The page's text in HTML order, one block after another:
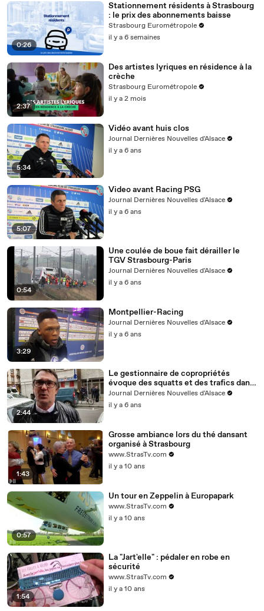
0:26
Stationnement résidents à Strasbourg
: le prix des abonnements baisse
Strasbourg Eurométropole
il y a 6 semaines
2:37
Des artistes lyriques en résidence à la
crèche
Strasbourg Eurométropole
il y a 2 mois
5:34
Vidéo avant huis clos
Journal Dernières Nouvelles d'Alsace
il y a 6 ans
5:07
Video avant Racing PSG
Journal Dernières Nouvelles d'Alsace
il y a 6 ans
0:54
Une coulée de boue fait dérailler le
TGV Strasbourg-Paris
Journal Dernières Nouvelles d'Alsace
il y a 6 ans
3:29
Montpellier-Racing
Journal Dernières Nouvelles d'Alsace
il y a 6 ans
2:44
Le gestionnaire de copropriétés
évoque des squatts et des trafics dans
l'immeuble
Journal Dernières Nouvelles d'Alsace
il y a 6 ans
1:43
Grosse ambiance lors du thé dansant
organisé à Strasbourg
www.StrasTv.com
il y a 10 ans
0:57
Un tour en Zeppelin à Europapark
www.StrasTv.com
il y a 10 ans
1:54
La "Jart'elle" : pédaler en robe en
sécurité
www.StrasTv.com
il y a 10 ans